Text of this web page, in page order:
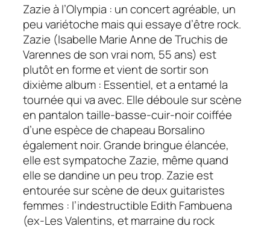
Zazie à l’Olympia : un concert agréable, un
peu variétoche mais qui essaye d’être rock.
Zazie (Isabelle Marie Anne de Truchis de
Varennes de son vrai nom, 55 ans) est
plutôt en forme et vient de sortir son
dixième album : Essentiel, et a entamé la
tournée qui va avec. Elle déboule sur scène
en pantalon taille-basse-cuir-noir coiffée
d’une espèce de chapeau Borsalino
également noir. Grande bringue élancée,
elle est sympatoche Zazie, même quand
elle se dandine un peu trop. Zazie est
entourée sur scène de deux guitaristes
femmes : l’indestructible Edith Fambuena
(ex-Les Valentins, et marraine du rock